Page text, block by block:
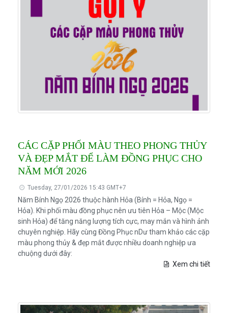
CÁC CẶP PHỐI MÀU THEO PHONG THỦY
VÀ ĐẸP MẮT ĐỂ LÀM ĐỒNG PHỤC CHO
NĂM MỚI 2026
Tuesday, 27/01/2026 15:43 GMT+7
Năm Bính Ngọ 2026 thuộc hành Hỏa (Bính = Hỏa, Ngọ =
Hỏa). Khi phối màu đồng phục nên ưu tiên Hỏa – Mộc (Mộc
sinh Hỏa) để tăng năng lượng tích cực, may mắn và hình ảnh
chuyên nghiệp. Hãy cùng Đồng Phục nDư tham khảo các cặp
màu phong thủy & đẹp mắt được nhiều doanh nghiệp ưa
chuộng dưới đây:
Xem chi tiết